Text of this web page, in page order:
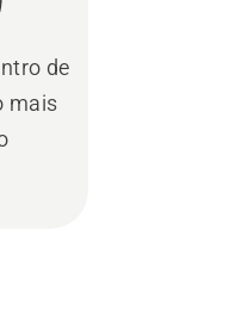
de
mais